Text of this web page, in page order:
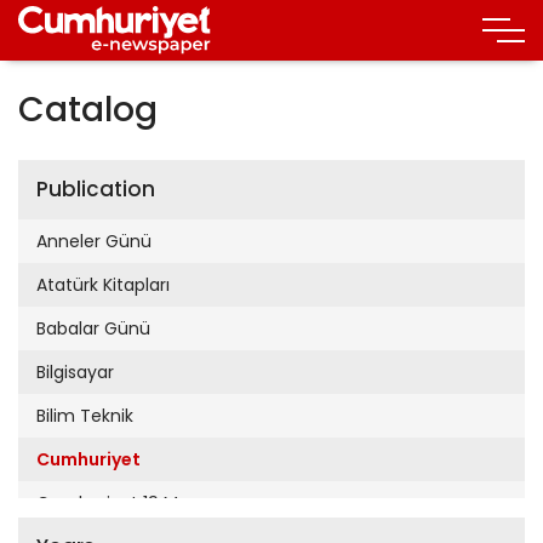
Catalog
Publication
Anneler Günü
Atatürk Kitapları
Babalar Günü
Bilgisayar
Bilim Teknik
Cumhuriyet
Cumhuriyet 19 Mayıs